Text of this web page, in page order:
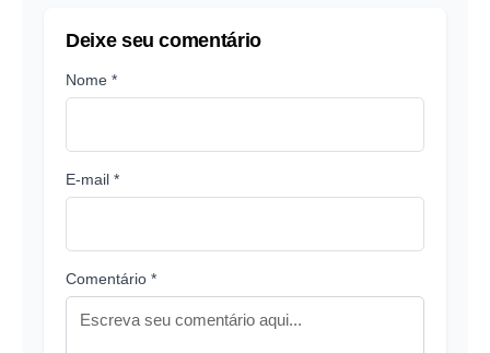
Deixe seu comentário
Nome *
E-mail *
Comentário *